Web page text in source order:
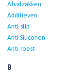
Afvalzakken
Additieven
Anti-slip
Anti Siliconen
Anti-roest
B